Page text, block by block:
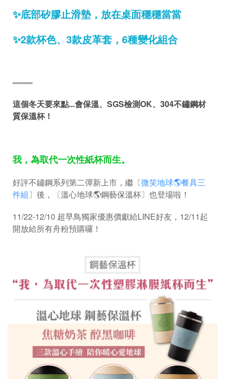
✨底部矽膠止滑墊，放在桌面穩穩當當
✨2款杯色、3款皮革套，6種變化組合
════
這個冬天要來點...會保溫、SGS檢測OK、304不鏽鋼材
質保溫杯！
我，為取代一次性紙杯而生。
好評不鏽鋼系列第二彈新上市，繼〔微笑地球🌎餐具三
件組〕後，〔溫心地球🌎鋼藝保溫杯〕也登場啦！
11/22-12/10 超早鳥獨家優惠價獻給LINE好友，12/11起
開放給所有舟粉預購囉！